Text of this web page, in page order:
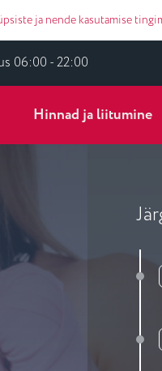
ja nende kasutamise
06:00 - 22:00
Hinnad ja liitumine